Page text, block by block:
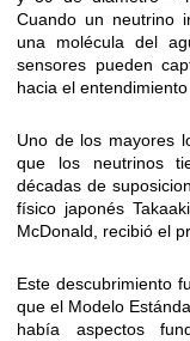
Cuando un neutrino
una molécula del
sensores pueden
hacia el
Uno de los mayores
que los neutrinos
décadas de
físico japonés
McDonald, recibió el
Este descubrimiento
que el Modelo
había aspectos